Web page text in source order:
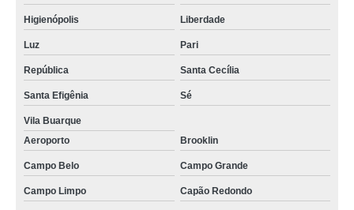
Higienópolis Liberdade
Luz Pari
República Santa Cecília
Santa Efigênia Sé
Vila Buarque
Aeroporto
Brooklin
Campo Belo Campo Grande
Campo Limpo Capão Redondo